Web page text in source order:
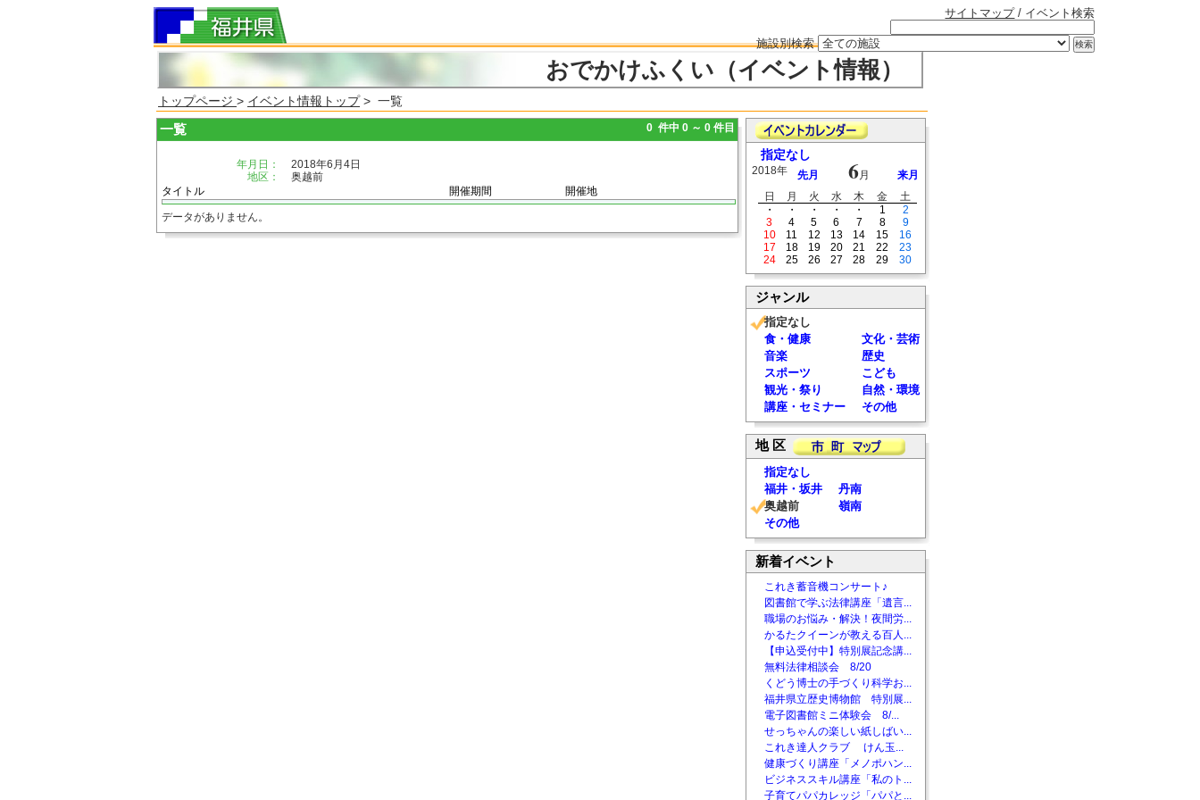
サイトマップ/ イベント検索
施設別検索
おでかけふくい（イベント情報）
トップページ > イベント情報トップ> 一覧
一覧 0 件中 0 ～ 0 件目
年月日：
2018年6月4日
地区：
奥越前
タイトル
開催期間 開催地
データがありません。
指定なし
2018年 先月 6月
来月
日
月 火 水 木 金
土
・
・ ・ ・ ・ 1
2
3
4 5 6 7 8
9
10
11 12 13 14 15
16
17
18 19 20 21 22
23
24
25 26 27 28 29 30
ジャンル
指定なし
食・健康
文化・芸術
音楽
歴史
スポーツ
こども
観光・祭り
自然・環境
講座・セミナー
その他
地 区
指定なし
福井・坂井
丹南
奥越前
嶺南
その他
新着イベント
これき蓄音機コンサート♪
図書館で学ぶ法律講座「遺言...
職場のお悩み・解決！夜間労...
かるたクイーンが教える百人...
【申込受付中】特別展記念講...
無料法律相談会 8/20
くどう博士の手づくり科学お...
福井県立歴史博物館 特別展...
電子図書館ミニ体験会 8/...
せっちゃんの楽しい紙しばい...
これき達人クラブ けん玉...
健康づくり講座「メノポハン...
ビジネススキル講座「私のト...
子育てパパカレッジ「パパと...